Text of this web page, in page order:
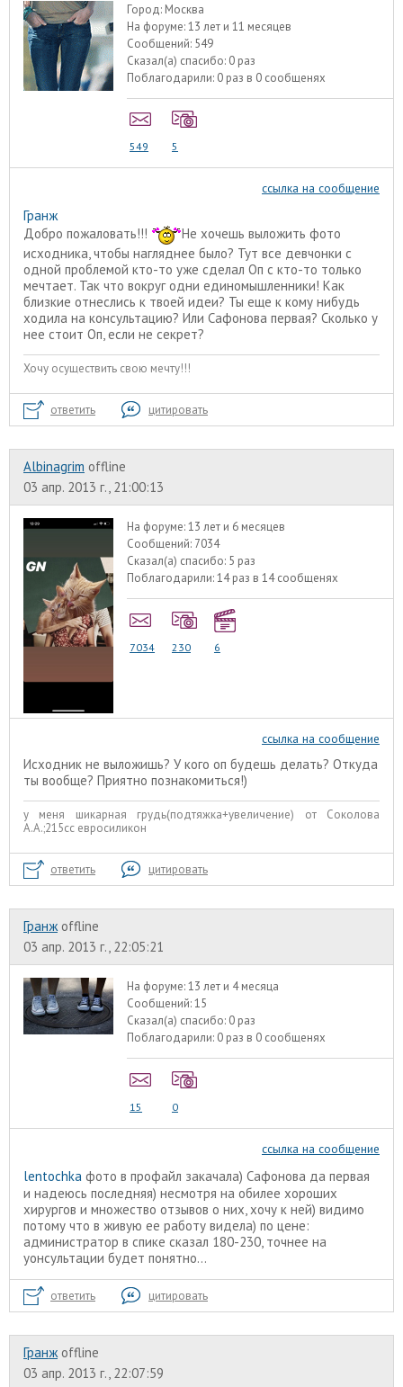
Город: Москва
На форуме:13 лет и 11 месяцев
Сообщений: 549
Сказал(а) спасибо: 0 раз
Поблагодарили: 0 раз в 0 сообщенях
549 5
ссылка на сообщение
Гранж
Добро пожаловать!!!
Не хочешь выложить фото
исходника, чтобы нагляднее было? Тут все девчонки с
одной проблемой кто-то уже сделал Оп с кто-то только
мечтает. Так что вокруг одни единомышленники! Как
близкие отнеслись к твоей идеи? Ты еще к кому нибудь
ходила на консультацию? Или Сафонова первая? Сколько у
нее стоит Оп, если не секрет?
Хочу осуществить свою мечту!!!
ответить цитировать
Albinagrim offline
03 апр. 2013 г., 21:00:13
На форуме:13 лет и 6 месяцев
Сообщений: 7034
Сказал(а) спасибо: 5 раз
Поблагодарили:14 раз в 14 сообщенях
7034 230 6
ссылка на сообщение
Исходник не выложишь? У кого оп будешь делать? Откуда
ты вообще? Приятно познакомиться!)
у меня шикарная грудь(подтяжка+увеличение) от Соколова
А.А.;215сс евросиликон
ответить цитировать
Гранж offline
03 апр. 2013 г., 22:05:21
На форуме:13 лет и 4 месяца
Сообщений:15
Сказал(а) спасибо: 0 раз
Поблагодарили: 0 раз в 0 сообщенях
15 0
ссылка на сообщение
lentochka фото в профайл закачала) Сафонова да первая
и надеюсь последняя) несмотря на обилее хороших
хирургов и множество отзывов о них, хочу к ней) видимо
потому что в живую ее работу видела) по цене:
администратор в спике сказал 180-230, точнее на
уонсультации будет понятно...
ответить цитировать
Гранж offline
03 апр. 2013 г., 22:07:59